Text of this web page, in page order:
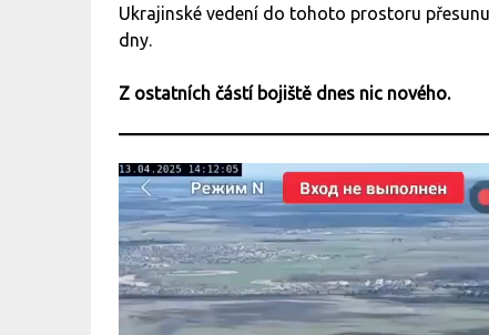
Ukrajinské vedení do tohoto prostoru
dny.
Z ostatních částí bojiště dnes nic nového.